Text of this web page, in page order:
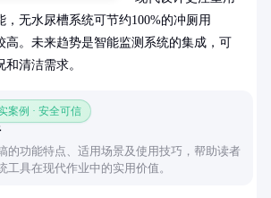
，无水尿槽系统可节约100%的冲厕用
高。未来趋势是智能监测系统的集成，可
清洁需求。
案例 · 安全可信
的功能特点、适用场景及使用技巧，帮助读者
工具在现代作业中的实用价值。